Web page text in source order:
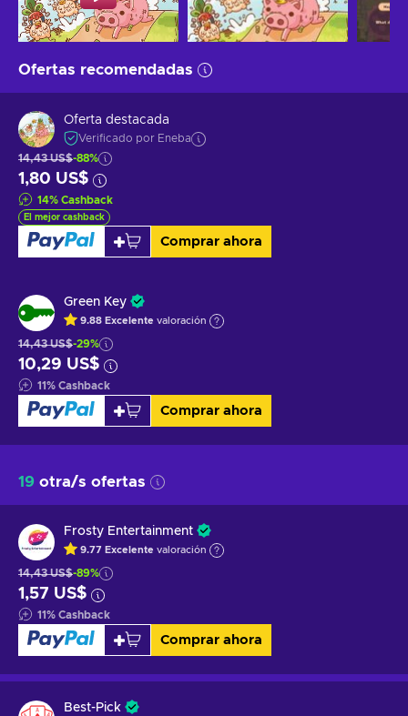
Ofertas recomendadas
Oferta destacada
Verificado por Eneba
14,43 US$-88%
1,80 US$
14% Cashback
El mejor cashback
Comprar ahora
Green Key
9.88 Excelente valoración
14,43 US$-29%
10,29 US$
11% Cashback
Comprar ahora
19 otra/s ofertas
Frosty Entertainment
9.77 Excelente valoración
14,43 US$-89%
1,57 US$
11% Cashback
Comprar ahora
Best-Pick